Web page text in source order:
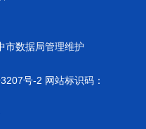
市数据局管理维护
号-2 网站标识码：